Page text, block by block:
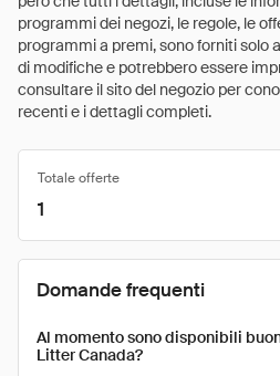
programmi dei negozi, le regole, le
programmi a premi, sono forniti solo
di modifiche e potrebbero essere
consultare il sito del negozio per
recenti e i dettagli completi.
Totale offerte
1
Domande frequenti
Al momento sono disponibili
Litter Canada?